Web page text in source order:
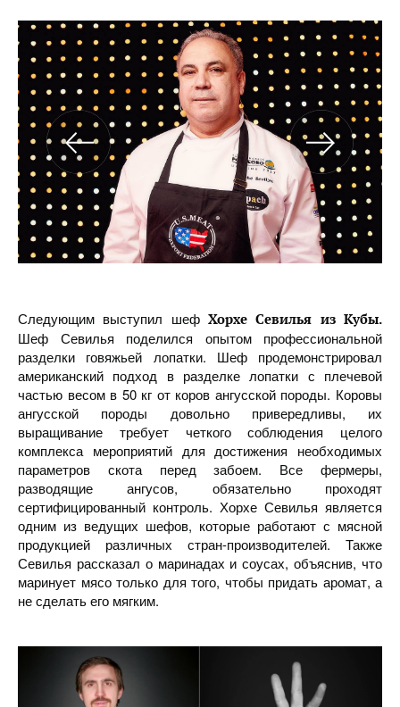
Следующим выступил шефХорхе Севилья из Кубы.
Шеф Севилья поделился опытом профессиональной
разделки говяжьей лопатки. Шеф продемонстрировал
американский подход в разделке лопатки с плечевой
частью весом в 50 кг от коров ангусской породы. Коровы
ангусской породы довольно привередливы, их
выращивание требует четкого соблюдения целого
комплекса мероприятий для достижения необходимых
параметров скота перед забоем. Все фермеры,
разводящие ангусов, обязательно проходят
сертифицированный контроль. Хорхе Севилья является
одним из ведущих шефов, которые работают с мясной
продукцией различных стран-производителей. Также
Севилья рассказал о маринадах и соусах, объяснив, что
маринует мясо только для того, чтобы придать аромат, а
не сделать его мягким.